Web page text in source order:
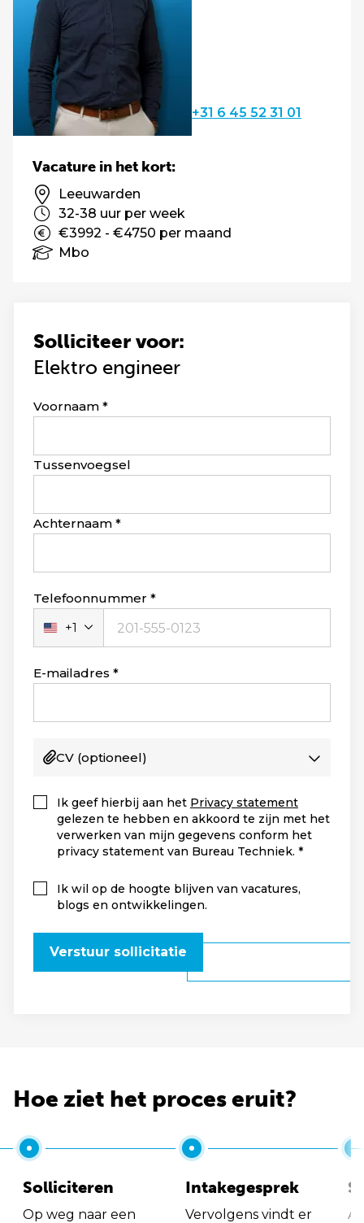
+31 6 45 52 31 01
Solliciteer voor:
Elektro engineer
Leave
blank
Voornaam
Tussenvoegsel
Achternaam
Telefoonnummer
Verenigde
Staten
+1
+1
E-mailadres
CV (optioneel)
Ik geef hierbij aan het Privacy statement
gelezen te hebben en akkoord te zijn met het
verwerken van mijn gegevens conform het
privacy statement van Bureau Techniek.
Ik wil op de hoogte blijven van vacatures,
blogs en ontwikkelingen.
Verstuur sollicitatie
Vacature in het kort:
Leeuwarden
32-38 uur per week
€3992 - €4750 per maand
Mbo
Hoe ziet het proces eruit?
Solliciteren
Op weg naar een
Intakegesprek
Vervolgens vindt er